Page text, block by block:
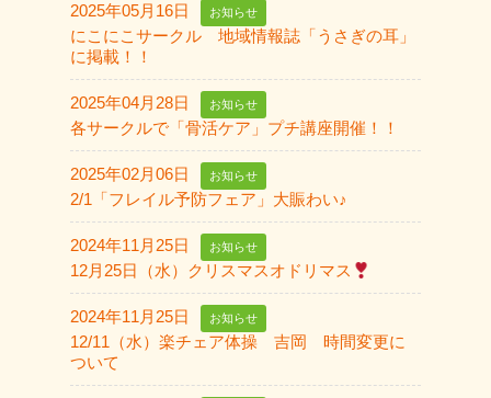
2025年05月16日 お知らせ
にこにこサークル 地域情報誌「うさぎの耳」
に掲載！！
2025年04月28日 お知らせ
各サークルで「骨活ケア」プチ講座開催！！
2025年02月06日 お知らせ
2/1「フレイル予防フェア」大賑わい♪
2024年11月25日 お知らせ
12月25日（水）クリスマスオドリマス
2024年11月25日 お知らせ
12/11（水）楽チェア体操 吉岡 時間変更に
ついて